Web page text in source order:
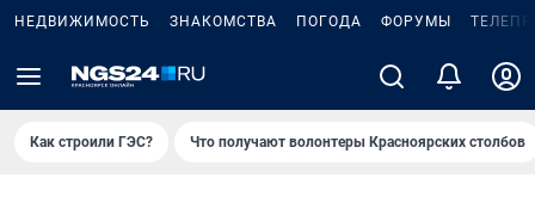
НЕДВИЖИМОСТЬ ЗНАКОМСТВА ПОГОДА ФОРУМЫ
Как строили ГЭС? Что получают волонтеры Красноярских столбов